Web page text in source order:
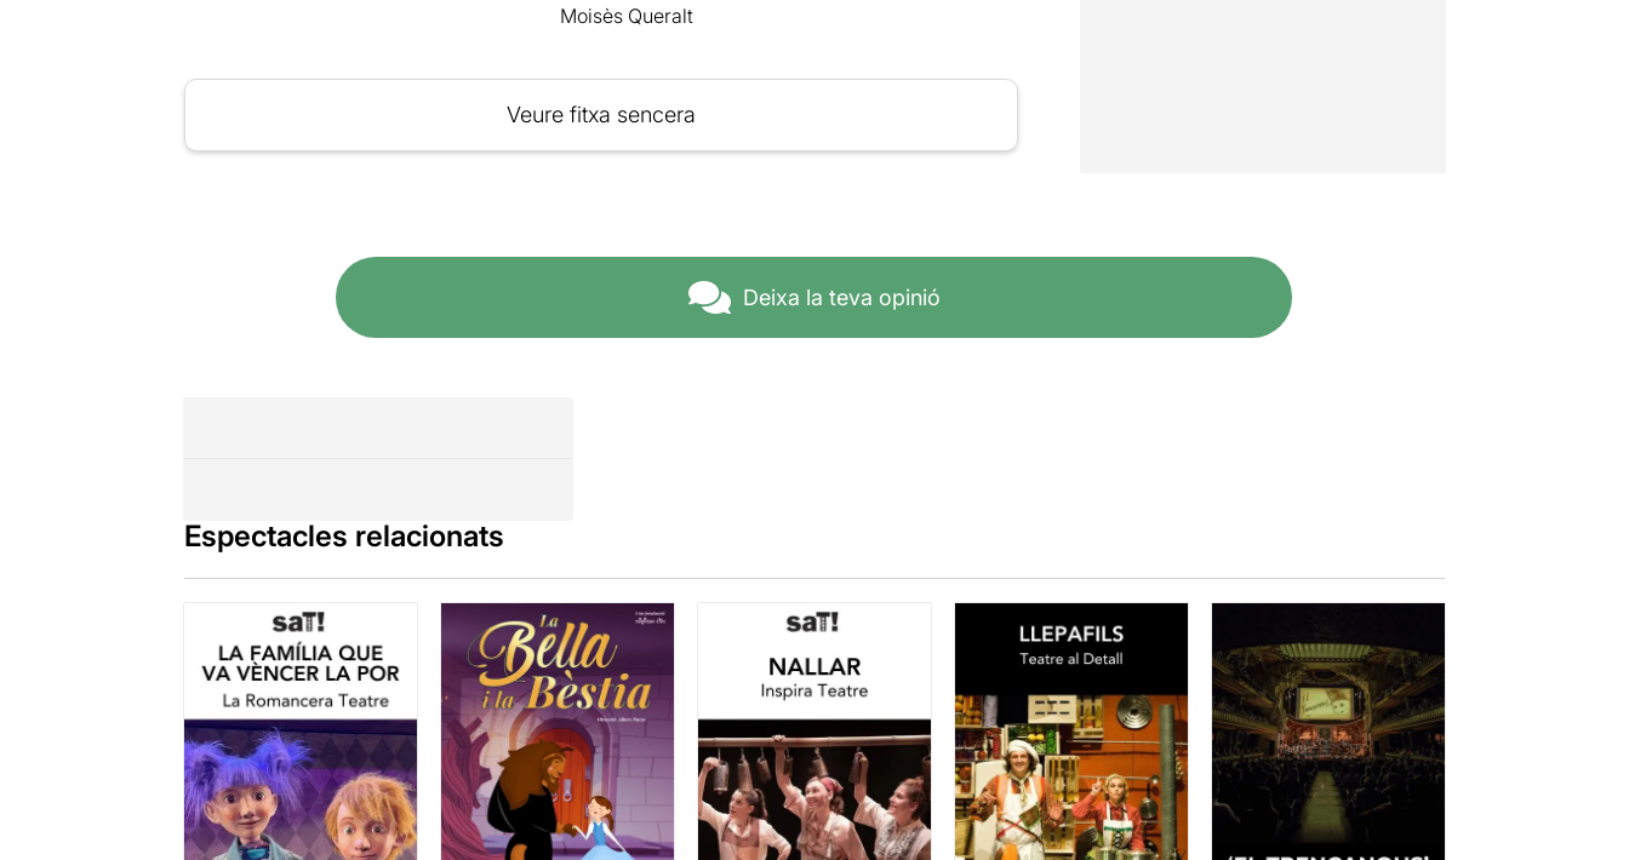
Moisès Queralt
Veure fitxa sencera
Deixa la teva opinió
Espectacles relacionats